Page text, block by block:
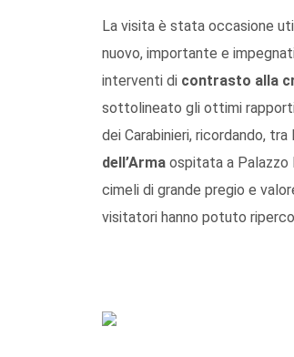
La visita è stata occasione
nuovo, importante e
interventi di contrasto alla
sottolineato gli ottimi rapporti
dei Carabinieri, ricordando,
dell’Arma ospitata a Palazzo
cimeli di grande pregio e
visitatori hanno potuto